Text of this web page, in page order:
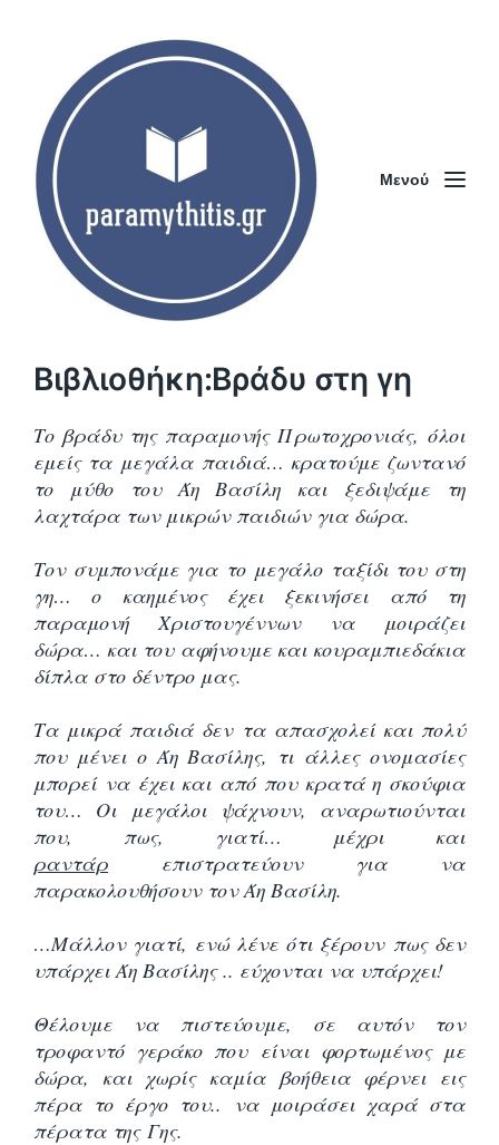
Μενού
Βιβλιοθήκη:Βράδυ στη γη
Το βράδυ της παραμονής Πρωτοχρονιάς, όλοι
εμείς τα μεγάλα παιδιά… κρατούμε ζωντανό
το μύθο του Άη Βασίλη και ξεδιψάμε τη
λαχτάρα των μικρών παιδιών για δώρα.
Τον συμπονάμε για το μεγάλο ταξίδι του στη
γη… ο καημένος έχει ξεκινήσει από τη
παραμονή Χριστουγέννων να μοιράζει
δώρα… και του αφήνουμε και κουραμπιεδάκια
δίπλα στο δέντρο μας.
Τα μικρά παιδιά δεν τα απασχολεί και πολύ
που μένει ο Άη Βασίλης, τι άλλες ονομασίες
μπορεί να έχει και από που κρατά η σκούφια
του… Οι μεγάλοι ψάχνουν, αναρωτιούνται
που, πως, γιατί… μέχρι και
ραντάρ επιστρατεύουν για να
παρακολουθήσουν τον Άη Βασίλη.
…Μάλλον γιατί, ενώ λένε ότι ξέρουν πως δεν
υπάρχει Άη Βασίλης .. εύχονται να υπάρχει!
Θέλουμε να πιστεύουμε, σε αυτόν τον
τροφαντό γεράκο που είναι φορτωμένος με
δώρα, και χωρίς καμία βοήθεια φέρνει εις
πέρα το έργο του.. να μοιράσει χαρά στα
πέρατα της Γης.